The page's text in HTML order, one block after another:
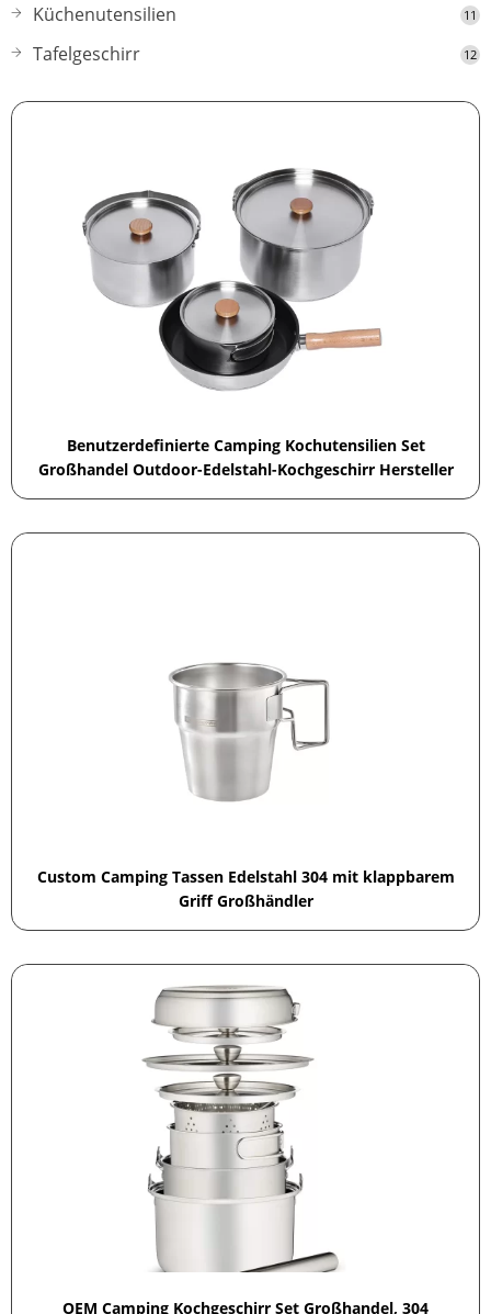
Küchenutensilien 11
Tafelgeschirr 12
Benutzerdefinierte Camping Kochutensilien Set
Großhandel Outdoor-Edelstahl-Kochgeschirr Hersteller
Custom Camping Tassen Edelstahl 304 mit klappbarem
Griff Großhändler
OEM Camping Kochgeschirr Set Großhandel, 304